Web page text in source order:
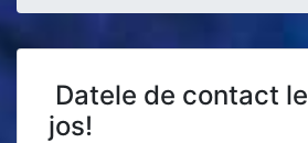
Datele de contact
jos!